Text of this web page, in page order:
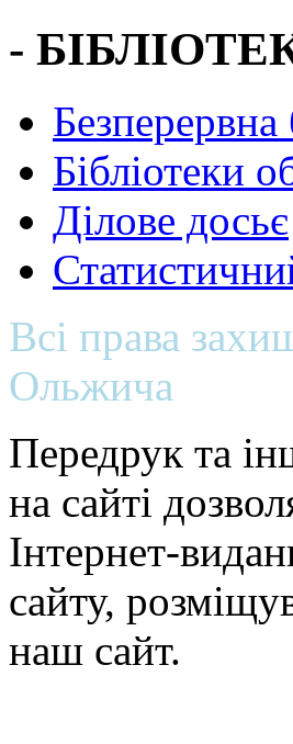
-
Безперервна
Бібліотеки
Ділове досьє
Всі права
Ольжича
Передрук та
на сайті
Інтернет-
сайту,
наш сайт.